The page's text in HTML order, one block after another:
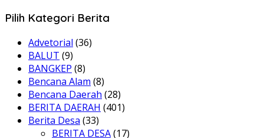
Pilih Kategori Berita
Advetorial (36)
BALUT (9)
BANGKEP (8)
Bencana Alam (8)
Bencana Daerah (28)
BERITA DAERAH (401)
Berita Desa (33)
BERITA DESA(17)